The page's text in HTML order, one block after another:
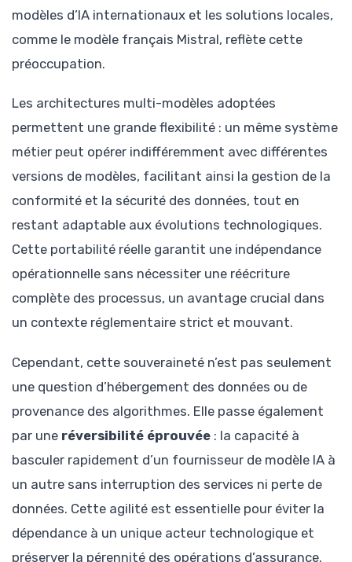
modèles d’IA internationaux et les solutions locales,
comme le modèle français Mistral, reflète cette
préoccupation.
Les architectures multi-modèles adoptées
permettent une grande flexibilité : un même système
métier peut opérer indifféremment avec différentes
versions de modèles, facilitant ainsi la gestion de la
conformité et la sécurité des données, tout en
restant adaptable aux évolutions technologiques.
Cette portabilité réelle garantit une indépendance
opérationnelle sans nécessiter une réécriture
complète des processus, un avantage crucial dans
un contexte réglementaire strict et mouvant.
Cependant, cette souveraineté n’est pas seulement
une question d’hébergement des données ou de
provenance des algorithmes. Elle passe également
par une réversibilité éprouvée : la capacité à
basculer rapidement d’un fournisseur de modèle IA à
un autre sans interruption des services ni perte de
données. Cette agilité est essentielle pour éviter la
dépendance à un unique acteur technologique et
préserver la pérennité des opérations d’assurance.